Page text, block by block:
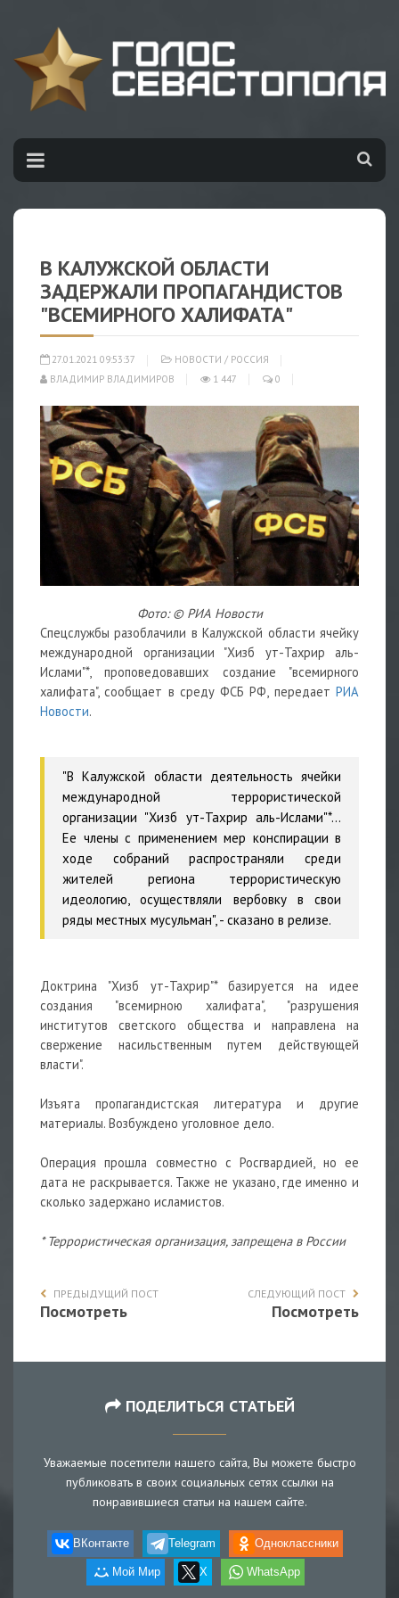
В КАЛУЖСКОЙ ОБЛАСТИ
ЗАДЕРЖАЛИ ПРОПАГАНДИСТОВ
"ВСЕМИРНОГО ХАЛИФАТА"
27.01.2021 09:53:37 НОВОСТИ / РОССИЯ
ВЛАДИМИР ВЛАДИМИРОВ
1 447 0
Фото: © РИА Новости
Спецслужбы разоблачили в Калужской области ячейку
международной организации "Хизб yт-Тахрир аль-
Ислами"*, проповедовавших создание "всемирного
халифата", сообщает в среду ФСБ РФ, передает РИА
Новости.
"В Калужской области деятельность ячейки
международной террористической
организации "Хизб yт-Тахрир аль-Ислами"*…
Ее члены с применением мер конспирации в
ходе собраний распространяли среди
жителей региона террористическую
идеологию, осуществляли вербовку в свои
ряды местных мусульман", - сказано в релизе.
Доктрина "Хизб yт-Тахрир"* базируется на идее
создания "всемирною халифата", "разрушения
институтов светского общества и направлена на
свержение насильственным путем действующей
власти".
Изъята пропагандистская литература и другие
материалы. Возбуждено уголовное дело.
Операция прошла совместно с Росгвардией, но ее
дата не раскрывается. Также не указано, где именно и
сколько задержано исламистов.
* Террористическая организация, запрещена в России
ПРЕДЫДУЩИЙ ПОСТ
Посмотреть
СЛЕДУЮЩИЙ ПОСТ
Посмотреть
ПОДЕЛИТЬСЯ СТАТЬЕЙ
Уважаемые посетители нашего сайта, Вы можете быстро
публиковать в своих социальных сетях ссылки на
понравившиеся статьи на нашем сайте.
ВКонтакте Telegram Одноклассники
Мой Мир X WhatsApp